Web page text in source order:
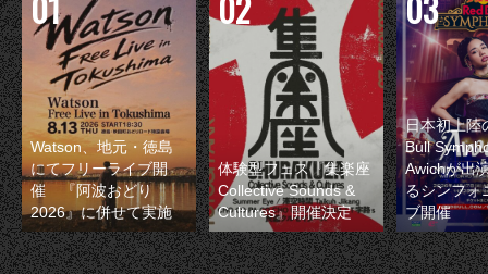
Watson、地元・徳島
にてフリーライブ開
催 『阿波おどり
2026』に併せて実施
体験型フェス『集楽座
Collective Sounds &
Cultures』開催決定
日本初上陸
Bull
Awichが出
るシンフォ
ブ開催